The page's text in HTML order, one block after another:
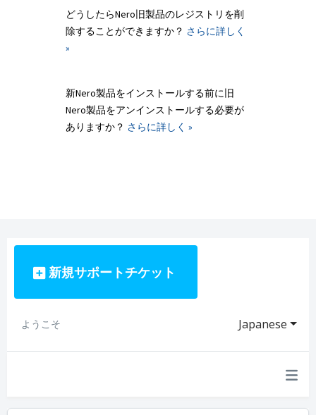
どうしたらNero旧製品のレジストリを削
除することができますか？ さらに詳しく
»
新Nero製品をインストールする前に旧
Nero製品をアンインストールする必要が
ありますか？ さらに詳しく »
新規サポートチケット
Japanese
ようこそ